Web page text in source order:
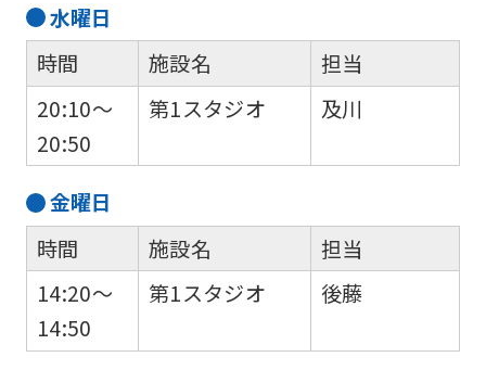
水曜日
時間
20:10～
20:50
施設名
第1スタジオ
担当
及川
金曜日
時間
14:20～
14:50
施設名
第1スタジオ
担当
後藤